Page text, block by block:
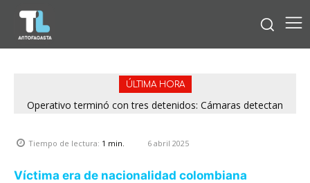
ÚLTIMA HORA
Operativo terminó con tres detenidos: Cámaras detectan
Patrullaje de Carabineros frustra robo a cerrajería en
Tiempo de lectura: 1 min. 6 abril 2025
Víctima era de nacionalidad colombiana